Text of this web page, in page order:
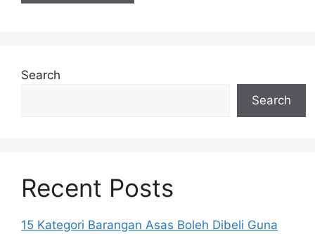
Search
Search
Recent Posts
15 Kategori Barangan Asas Boleh Dibeli Guna